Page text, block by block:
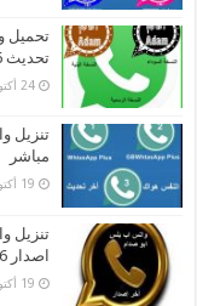
تحديث 2026
24 أكتوبر، 2025
مباشر
19 أكتوبر، 2025
تنزيل
اصدار 2026 WhatsApp Plus
19 أكتوبر، 2025